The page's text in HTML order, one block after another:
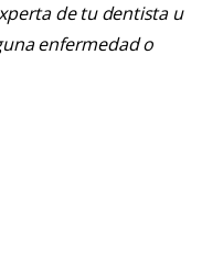
de tu dentista u
enfermedad o